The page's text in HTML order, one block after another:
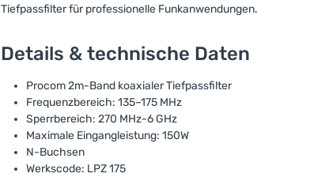
Tiefpassfilter für professionelle Funkanwendungen.
Details & technische Daten
Procom 2m-Band koaxialer Tiefpassfilter
Frequenzbereich: 135–175 MHz
Sperrbereich: 270 MHz-6 GHz
Maximale Eingangleistung: 150W
N-Buchsen
Werkscode: LPZ 175